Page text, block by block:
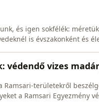
és igen sokfélék:
is évszakonként és
védendő vizes
Ramsari-területekről
a Ramsari Egyezmény